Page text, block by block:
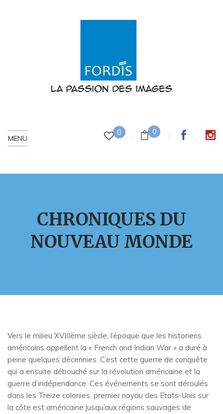
0 0
MENU
CHRONIQUES DU
NOUVEAU MONDE
Vers le milieu XVIIIème siècle, l’époque que les historiens
américains appellent la « French and Indian War » a duré à
peine quelques décennies. C’est cette guerre de conquête
qui a ensuite débouché sur la révolution américaine et la
guerre d’indépendance. Ces événements se sont déroulés
dans les Treize colonies, premier noyau des Etats-Unis sur
la côte est américaine jusqu’aux régions sauvages de